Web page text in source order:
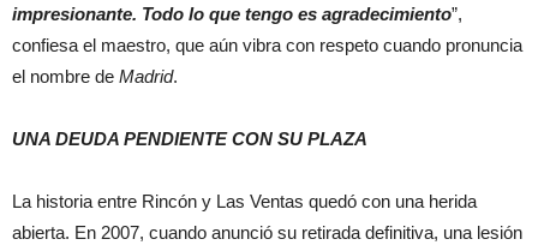
impresionante. Todo lo que tengo es agradecimiento”,
confiesa el maestro, que aún vibra con respeto cuando pronuncia
el nombre de Madrid.
UNA DEUDA PENDIENTE CON SU PLAZA
La historia entre Rincón y Las Ventas quedó con una herida
abierta. En 2007, cuando anunció su retirada definitiva, una lesión